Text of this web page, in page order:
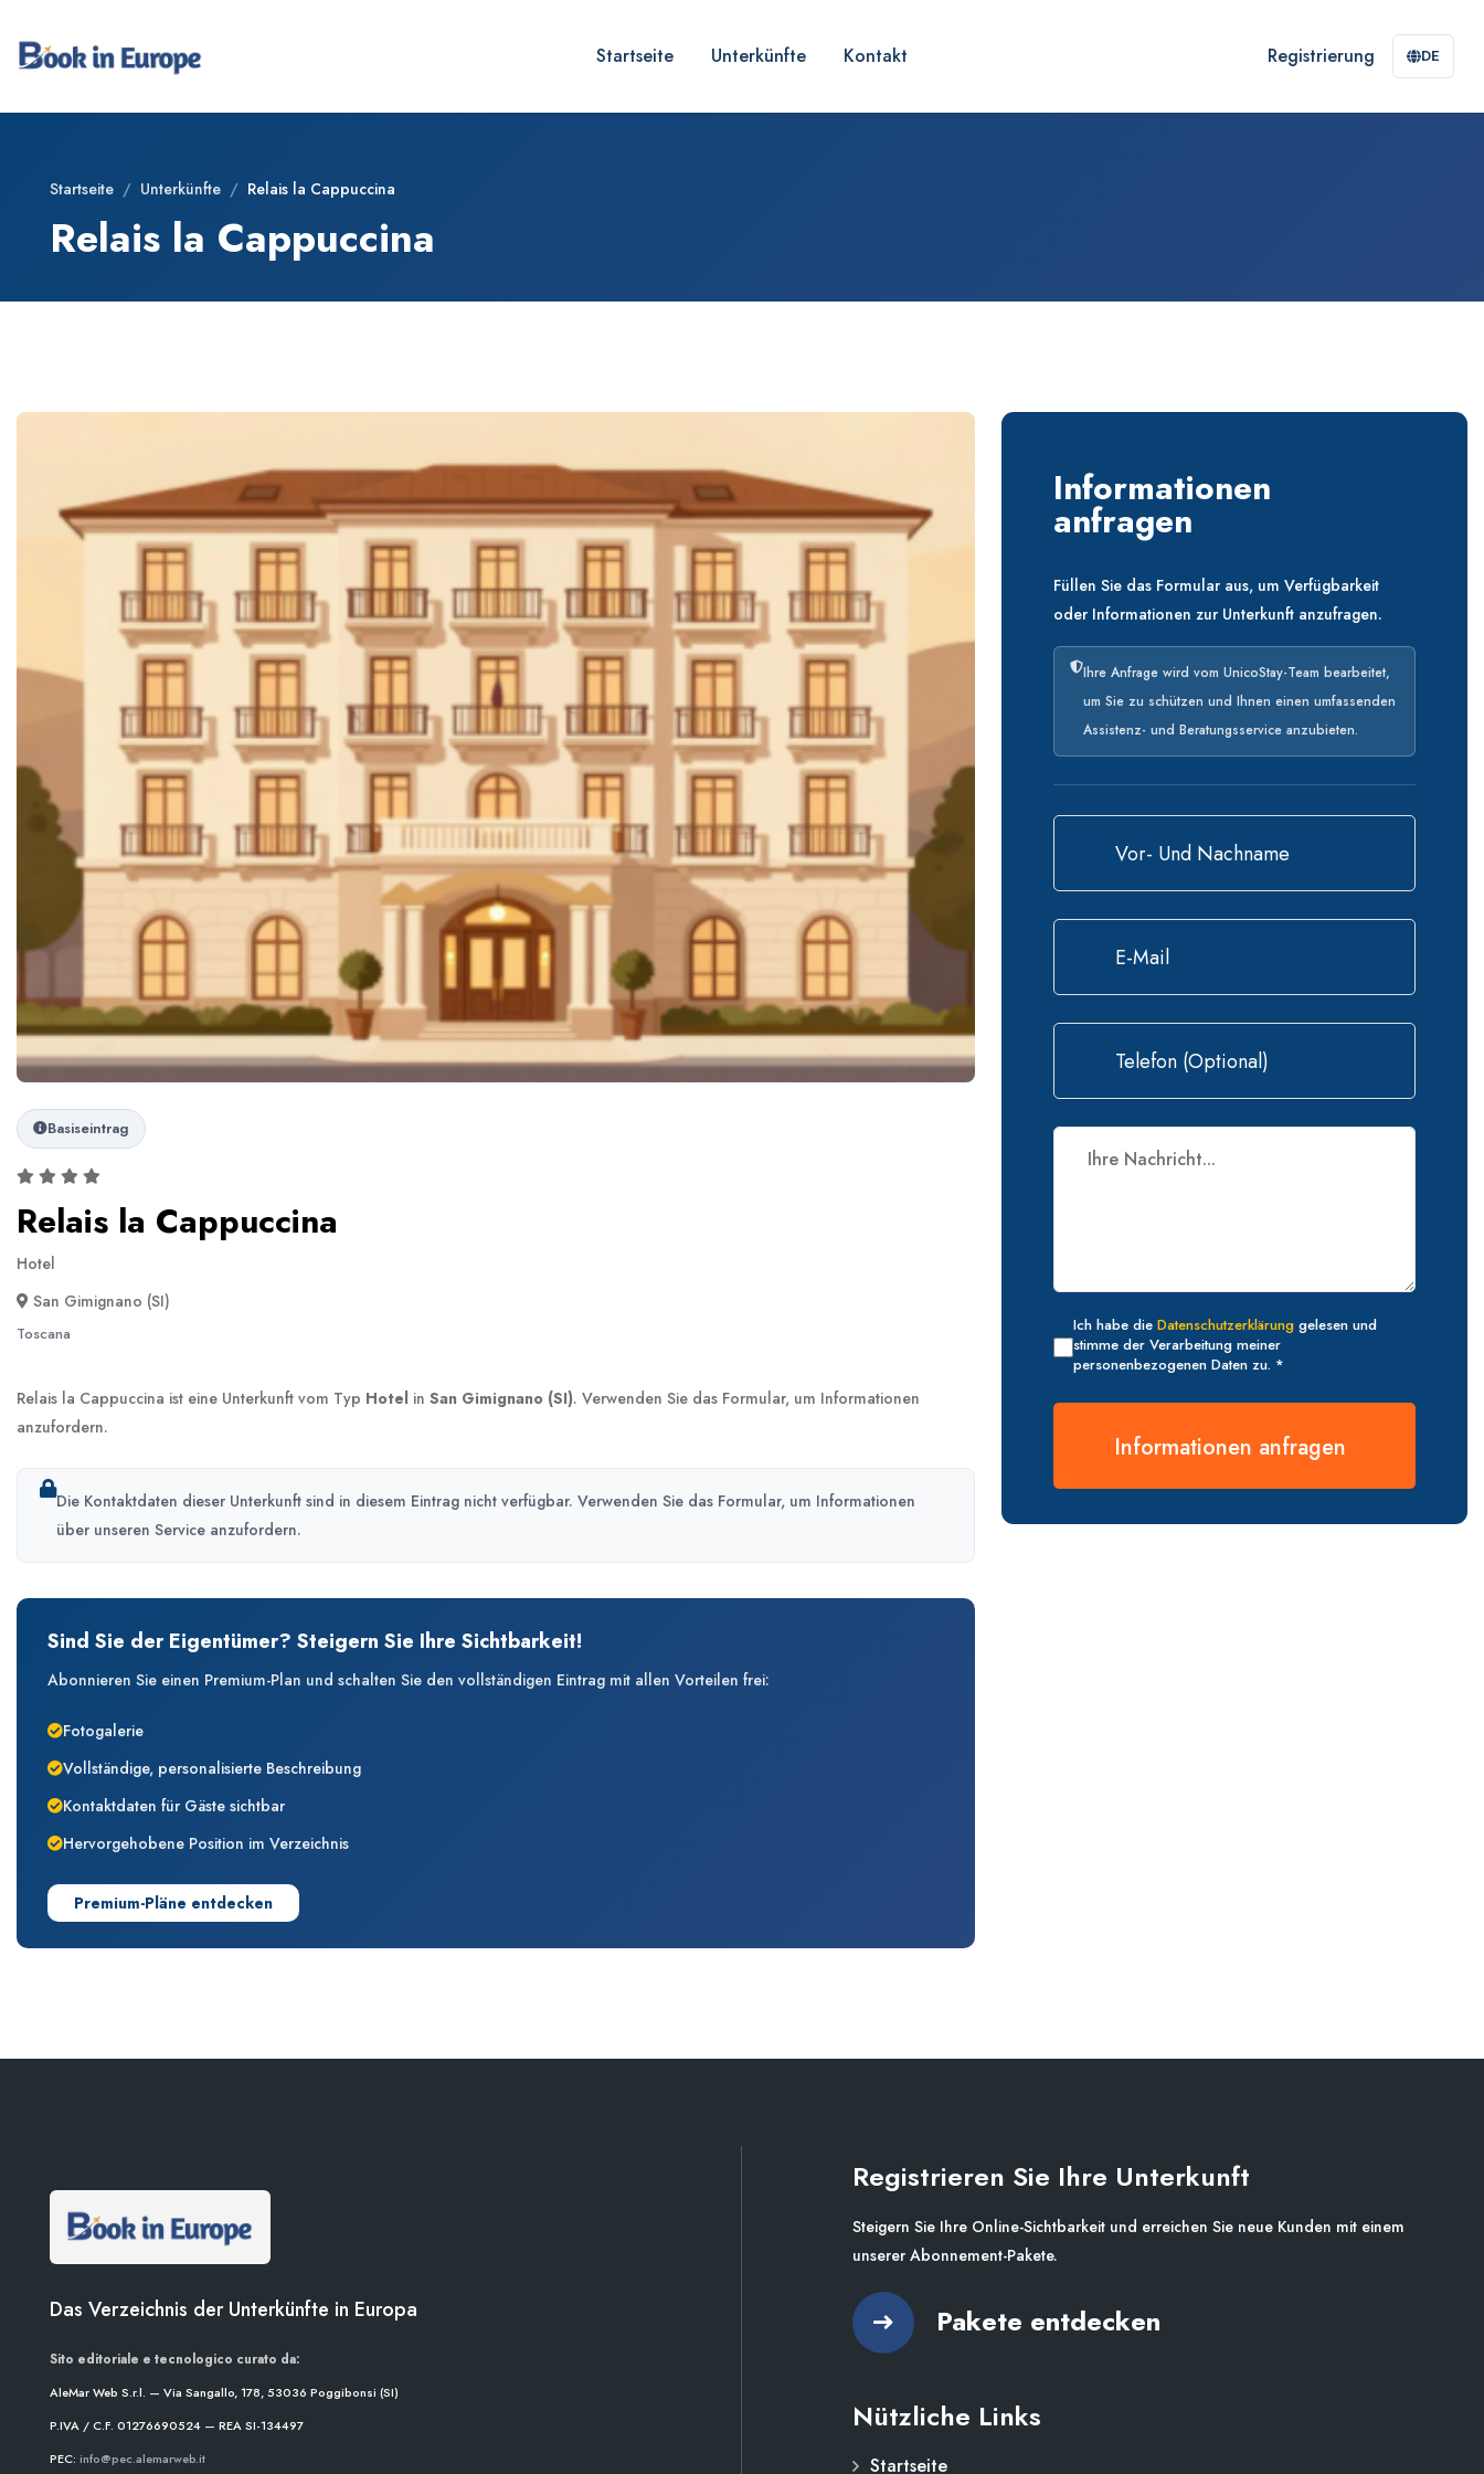
Startseite Unterkünfte Kontakt Registrierung DE
Startseite / Unterkünfte / Relais la Cappuccina
Relais la Cappuccina
Basiseintrag
Relais la Cappuccina
Hotel
San Gimignano (SI)
Toscana
Relais la Cappuccina ist eine Unterkunft vom Typ Hotel in San Gimignano (SI). Verwenden Sie das Formular, um Informationen
anzufordern.
Die Kontaktdaten dieser Unterkunft sind in diesem Eintrag nicht verfügbar. Verwenden Sie das Formular, um Informationen
über unseren Service anzufordern.
Sind Sie der Eigentümer? Steigern Sie Ihre Sichtbarkeit!
Abonnieren Sie einen Premium-Plan und schalten Sie den vollständigen Eintrag mit allen Vorteilen frei:
Fotogalerie
Vollständige, personalisierte Beschreibung
Kontaktdaten für Gäste sichtbar
Hervorgehobene Position im Verzeichnis
Premium-Pläne entdecken
Informationen
anfragen
Füllen Sie das Formular aus, um Verfügbarkeit
oder Informationen zur Unterkunft anzufragen.
Ihre Anfrage wird vom UnicoStay-Team bearbeitet,
um Sie zu schützen und Ihnen einen umfassenden
Assistenz- und Beratungsservice anzubieten.
Ich habe die Datenschutzerklärung gelesen und
stimme der Verarbeitung meiner
personenbezogenen Daten zu. *
Informationen anfragen
Das Verzeichnis der Unterkünfte in Europa
Sito editoriale e tecnologico curato da:
AleMar Web S.r.l. — Via Sangallo, 178, 53036 Poggibonsi (SI)
P.IVA / C.F. 01276690524 — REA SI-134497
PEC: info@pec.alemarweb.it
Registrieren Sie Ihre Unterkunft
Steigern Sie Ihre Online-Sichtbarkeit und erreichen Sie neue Kunden mit einem
unserer Abonnement-Pakete.
Pakete entdecken
Nützliche Links
Startseite